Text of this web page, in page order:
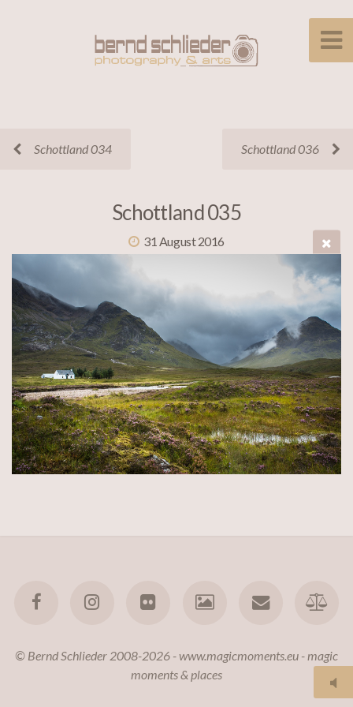
Schottland 034 Schottland 036
Schottland 035
31 August 2016
© Bernd Schlieder 2008-2026 - www.magicmoments.eu - magic
moments & places